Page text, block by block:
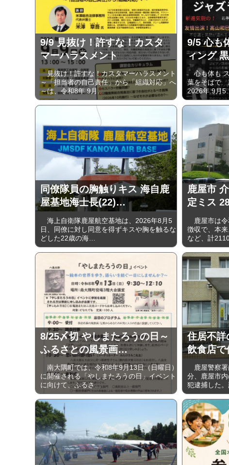
9/9 見抜け！許すな！カスタ
マーハラスメント
見抜け！許すな！カスタマーハラスメント
～「担当者の自己責任」から「組織対応」へ
～は、令和8年 9月…
9/5 心も
ィング
心も体も ス
葉をそばで
2026年 9⽉
同僚隊員の胸触りキス 海自鹿
屋基地海士長(22)…
海上自衛隊鹿屋航空基地は、2026年8月5
日、同僚に対し同意を得ずキスや胸を触るな
どした22歳の海…
鹿屋市
定ミス
鹿屋市は令
徴収で、本
など、計
8/25〆切 やしまたろうの日～
ふるさとの風景画…
南大隅町では、令和8年9月13日（日曜日）
に開催される「やしまたろうの日」イベント
に向けて、ふるさ…
住居不詳
飲食店で
鹿屋警察署
分、鹿屋市
犯逮捕した